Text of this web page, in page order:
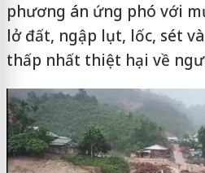
phương án ứng phó với
lở đất, ngập lụt, lốc, sét
thấp nhất thiệt hại về